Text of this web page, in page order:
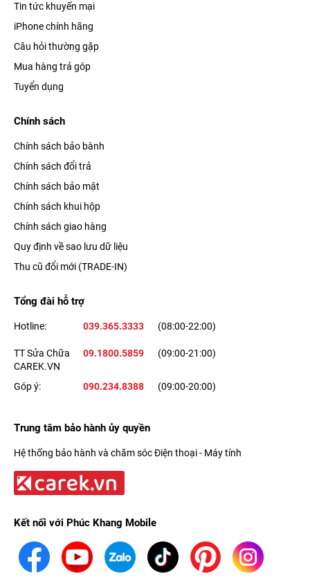
một cách tối đa nhưng vẫn đảm bảo khả năng kết nối tốt nhất.
Camera kép thách thức mọi giới hạn
Điện thoại iPhone 12 Mini được trang bị cụm camera kép 12
MP khẩu độ lớn f/1.6, giúp tăng 27% khả năng thu sáng, nhờ đó
Thậm chí, hình chụp và video của bạn vẫn cho độ chi tiết, màu
sắc tuyệt vời khi ở trong bóng tối.
camera sau iPhone 12 mini
quay video chất lượng 4K HDR với chất lượng, màu sắc và chi
tiết được thể hiện trọn vẹn hơn bao giờ hết nhờ công nghệ
Tin tức khuyến mại
iPhone chính hãng
Câu hỏi thường gặp
Mua hàng trả góp
Tuyển dụng
Chính sách
Chính sách bảo bành
Chính sách đổi trả
Chính sách bảo mật
Chính sách khui hộp
Chính sách giao hàng
Quy định về sao lưu dữ liệu
Thu cũ đổi mới (TRADE-IN)
Tổng đài hỗ trợ
Hotline: 039.365.3333 (08:00-22:00)
TT Sửa Chữa
CAREK.VN
09.1800.5859 (09:00-21:00)
Góp ý: 090.234.8388 (09:00-20:00)
Trung tâm bảo hành ủy quyền
Hệ thống bảo hành và chăm sóc Điện thoại - Máy tính
Kết nối với Phúc Khang Mobile